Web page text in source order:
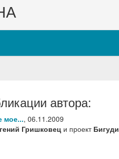
автора:
мое..., 06.11.2009
Гришковец и проект Бигуди